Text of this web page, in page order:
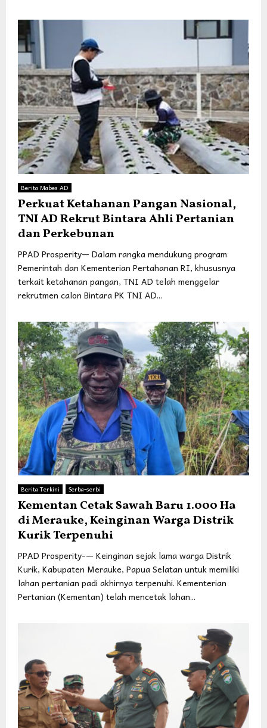
Berita Mabes AD
Perkuat Ketahanan Pangan Nasional,
TNI AD Rekrut Bintara Ahli Pertanian
dan Perkebunan
PPAD Prosperity— Dalam rangka mendukung program
Pemerintah dan Kementerian Pertahanan RI, khususnya
terkait ketahanan pangan, TNI AD telah menggelar
rekrutmen calon Bintara PK TNI AD...
Berita Terkini Serba-serbi
Kementan Cetak Sawah Baru 1.000 Ha
di Merauke, Keinginan Warga Distrik
Kurik Terpenuhi
PPAD Prosperity-— Keinginan sejak lama warga Distrik
Kurik, Kabupaten Merauke, Papua Selatan untuk memiliki
lahan pertanian padi akhirnya terpenuhi. Kementerian
Pertanian (Kementan) telah mencetak lahan...